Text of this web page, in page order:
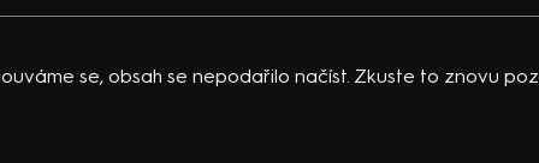
se, obsah se nepodařilo načíst. Zkuste to znovu